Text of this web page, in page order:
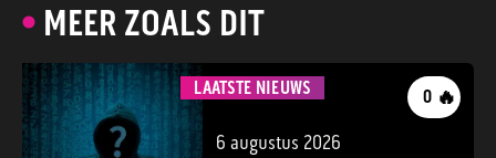
MEER ZOALS DIT
LAATSTE NIEUWS 0 🔥
6 augustus 2026